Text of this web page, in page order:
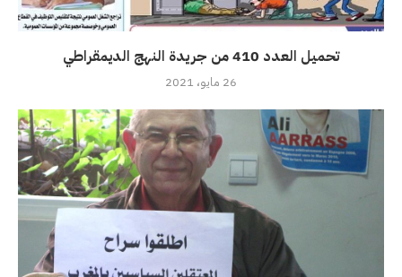
تحميل العدد 410 من جريدة النهج الديمقراطي
26 مايو، 2021